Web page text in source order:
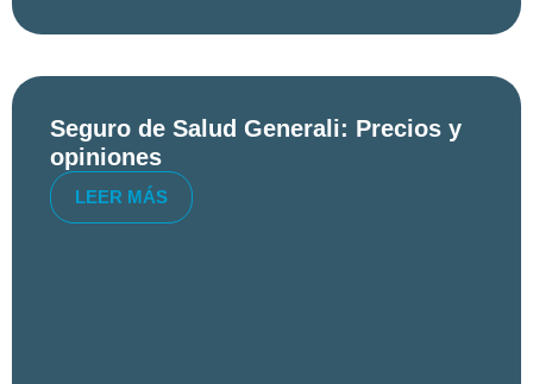
Seguro de Salud Generali: Precios y
opiniones
LEER MÁS